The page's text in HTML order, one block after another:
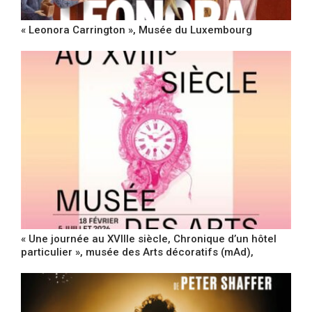
« Leonora Carrington », Musée du Luxembourg
« Une journée au XVIIIe siècle, Chronique d’un hôtel
particulier », musée des Arts décoratifs (mAd),